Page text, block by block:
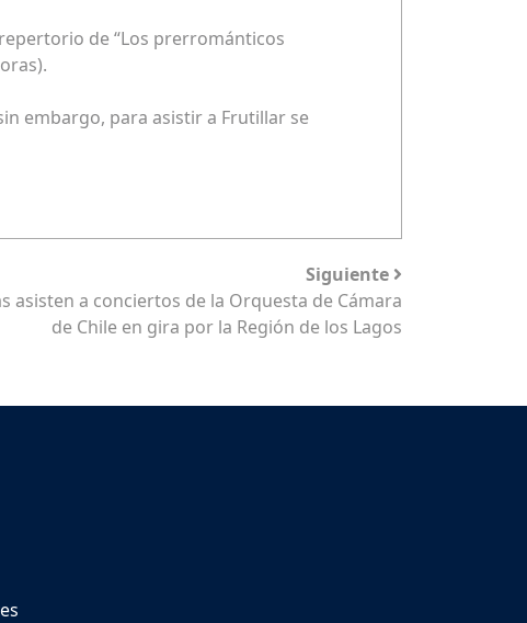
de “Los prerrománticos
embargo, para asistir a Frutillar se
Siguiente
asisten a conciertos de la Orquesta de Cámara
de Chile en gira por la Región de los Lagos